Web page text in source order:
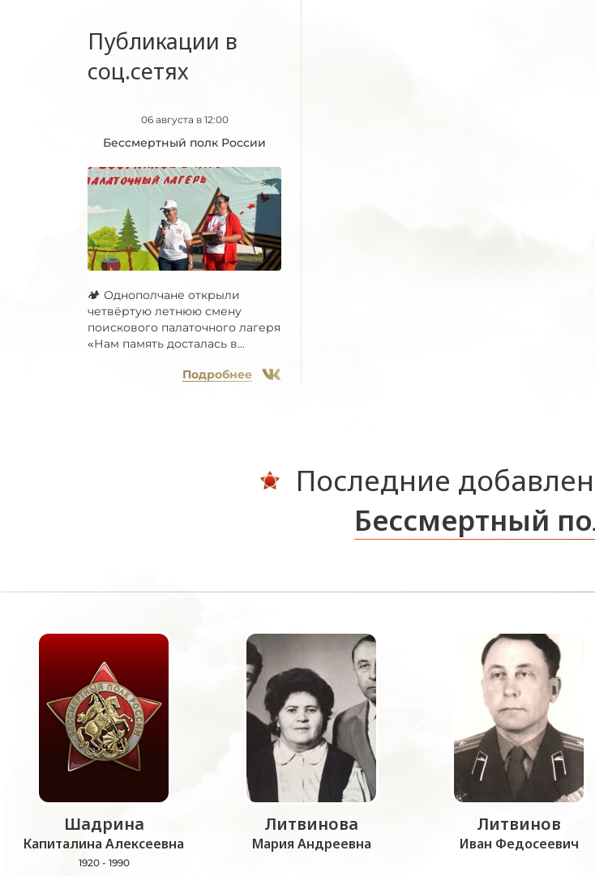
Публикации в
соц.сетях
06 августа в 12:00
Бессмертный полк России
🏕 Однополчане открыли
четвёртую летнюю смену
поискового палаточного лагеря
«Нам память досталась в...
Подробнее
Последние
Бессмертный
Шадрина
Капиталина Алексеевна
1920 - 1990
Литвинова
Мария Андреевна
Литвинов
Иван Федосеевич